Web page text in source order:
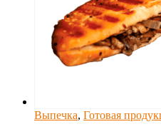
Выпечка, Готовая